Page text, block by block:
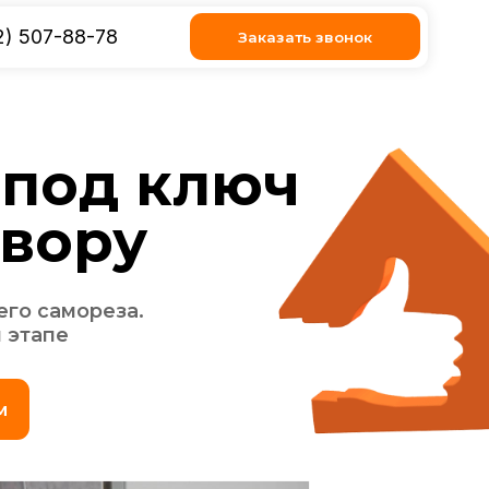
Заказать звонок
ключ